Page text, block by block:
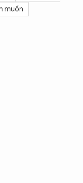
muốn